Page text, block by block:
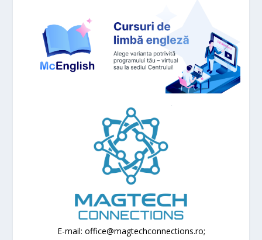
E-mail: office@magtechconnections.ro;